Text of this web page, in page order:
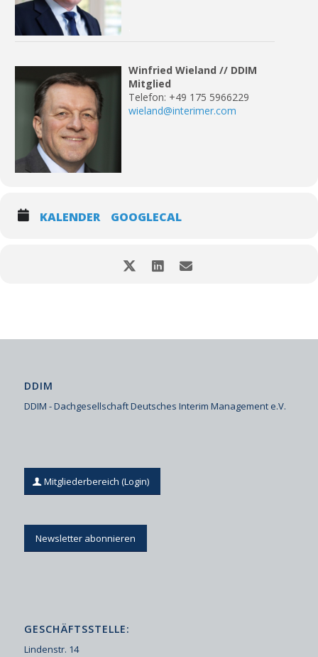
Winfried Wieland // DDIM
Mitglied
Telefon: +49 175 5966229
wieland@interimer.com
KALENDER GOOGLECAL
DDIM
DDIM - Dachgesellschaft Deutsches Interim Management e.V.
Mitgliederbereich (Login)
Newsletter abonnieren
GESCHÄFTSSTELLE:
Lindenstr. 14